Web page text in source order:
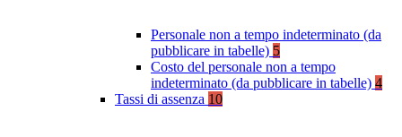
Personale non a tempo indeterminato (da
pubblicare in tabelle) 5
Costo del personale non a tempo
indeterminato (da pubblicare in tabelle) 4
Tassi di assenza 10